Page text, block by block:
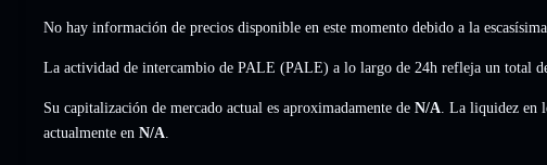
No hay información de precios disponible en este momento debido a la
La actividad de intercambio de PALE (PALE) a lo largo de 24h refleja un total
Su capitalización de mercado actual es aproximadamente de N/A . La liquidez en
actualmente en N/A